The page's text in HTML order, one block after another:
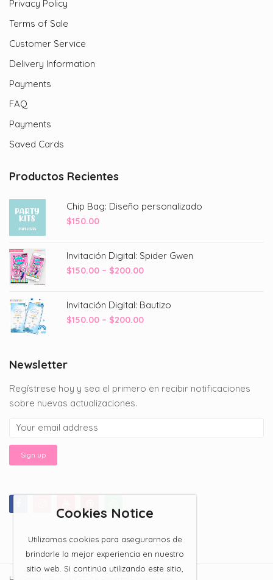
Privacy Policy
Terms of Sale
Customer Service
Delivery Information
Payments
FAQ
Payments
Saved Cards
Productos Recientes
Chip Bag: Diseño personalizado
$150.00
Invitación Digital: Spider Gwen
$150.00 – $200.00Price
through
$200.00
Invitación Digital: Bautizo
$150.00 – $200.00Price
Newsletter
Regístrese hoy y sea el primero en recibir notificaciones
sobre nuevas actualizaciones.
Cookies Notice
Utilizamos cookies para asegurarnos de
brindarle la mejor experiencia en nuestro
sitio web. Si continúa utilizando este sitio,